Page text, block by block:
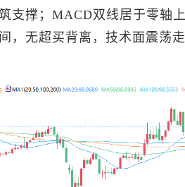
支撑；MACD双线居于零轴
，无超买背离，技术面震荡